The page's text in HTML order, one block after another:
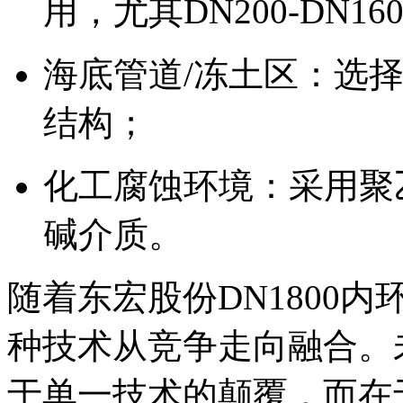
用，尤其DN200-
海底管道/冻土区：选
结构；
化工腐蚀环境：采用
碱介质。
随着东宏股份DN1800内
种技术从竞争走向融合
于单一技术的颠覆，而